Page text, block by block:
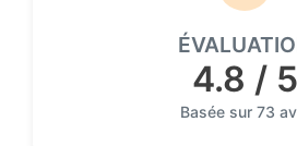
4.8 / 5
Basée sur 73